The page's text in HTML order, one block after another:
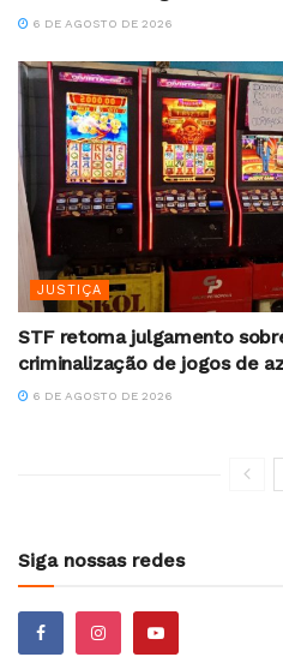
6 DE AGOSTO DE 2026
JUSTIÇA
STF retoma julgamento
criminalização de jogos de
6 DE AGOSTO DE 2026
Siga nossas redes